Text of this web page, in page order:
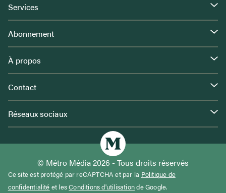
Services
Abonnement
À propos
Contact
Réseaux sociaux
© Métro Média 2026 - Tous droits réservés
Ce site est protégé par reCAPTCHA et par la Politique de
confidentialité et lesConditions d'utilisationde Google.